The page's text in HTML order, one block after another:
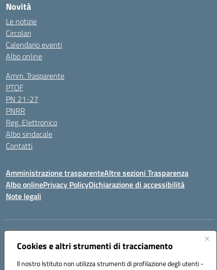
Cookies e altri strumenti di tracciamento
Il nostro Istituto non utilizza strumenti di profilazione degli utenti -
Novità
Le notizie
Circolari
Calendario eventi
Albo online
Amm. Trasparente
PTOF
PN 21-27
PNRR
Reg. Elettronico
Albo sindacale
Contatti
Amministrazione trasparenteAltre sezioni Trasparenza
Albo onlinePrivacy PolicyDichiarazione di accessibilità
Note legali
Indirizzo:
Centralino:0923714186 Email:tpvc050004@istruzione.it